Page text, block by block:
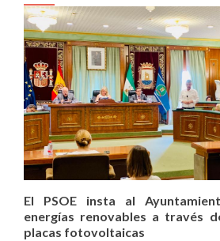
El PSOE insta al
energías renovables a través
placas fotovoltaicas